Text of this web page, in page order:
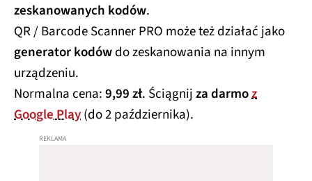
zeskanowanych kodów.
QR / Barcode Scanner PRO może też działać jako
generator kodówdo zeskanowania na innym
urządzeniu.
Normalna cena:9,99 zł. Ściągnijza darmoz
Google Play(do 2 października).